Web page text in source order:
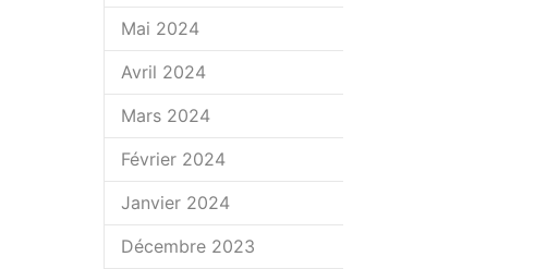
Mai 2024
Avril 2024
Mars 2024
Février 2024
Janvier 2024
Décembre 2023